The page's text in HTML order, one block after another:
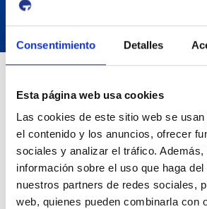
Consentimiento Detalles
Esta página web usa cookies
Las cookies de este sitio web se
el contenido y los anuncios, ofrecer
sociales y analizar el tráfico. Además,
información sobre el uso que haga
nuestros partners de redes sociales,
web, quienes pueden combinarla con
Dirección
Passeig de l'Escullera s/n,
Teléfono de contacto
977 259 400